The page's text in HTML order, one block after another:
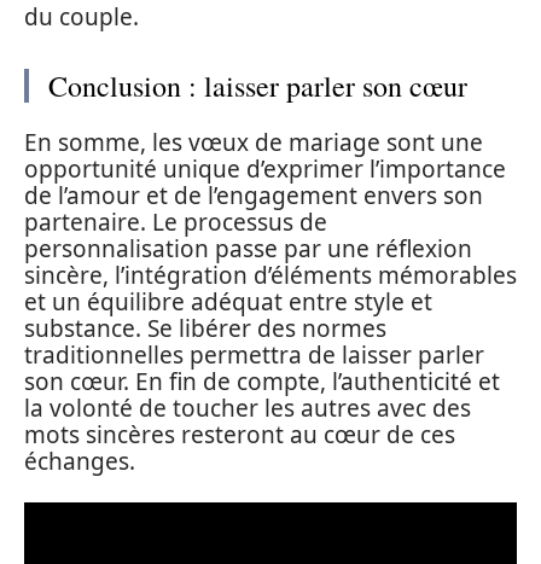
du couple.
Conclusion : laisser parler son cœur
En somme, les vœux de mariage sont une
opportunité unique d’exprimer l’importance
de l’amour et de l’engagement envers son
partenaire. Le processus de
personnalisation passe par une réflexion
sincère, l’intégration d’éléments mémorables
et un équilibre adéquat entre style et
substance. Se libérer des normes
traditionnelles permettra de laisser parler
son cœur. En fin de compte, l’authenticité et
la volonté de toucher les autres avec des
mots sincères resteront au cœur de ces
échanges.